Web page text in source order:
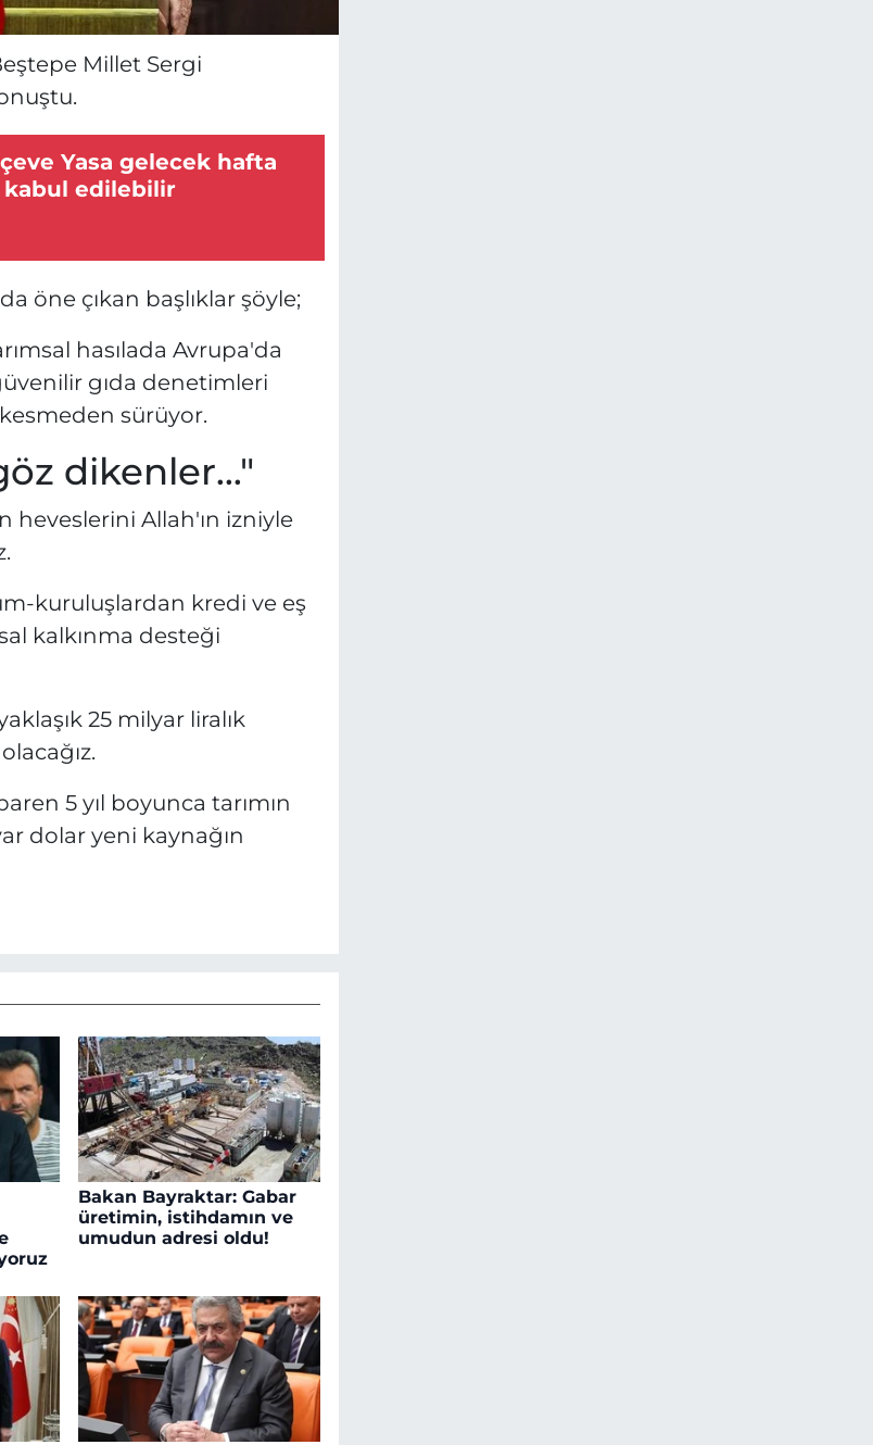
Millet Sergi
Yasa gelecek hafta
edilebilir
öne çıkan başlıklar şöyle;
hasılada Avrupa'da
gıda denetimleri
sürüyor.
dikenler..."
heveslerini Allah'ın izniyle
kuruluşlardan kredi ve eş
kalkınma desteği
25 milyar liralık
5 yıl boyunca tarımın
dolar yeni kaynağın
Bakan Bayraktar: Gabar
üretimin, istihdamın ve
umudun adresi oldu!